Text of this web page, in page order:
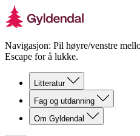
Navigasjon: Pil høyre/venstre
Escape for å lukke.
Litteratur
Fag og utdanning
Om Gyldendal